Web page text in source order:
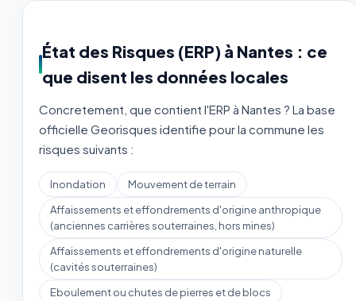
État des Risques (ERP) à Nantes : ce
que disent les données locales
Concretement, que contient l'ERP à Nantes ? La base
officielle Georisques identifie pour la commune les
risques suivants :
Inondation
Mouvement de terrain
Affaissements et effondrements d'origine anthropique
(anciennes carrières souterraines, hors mines)
Affaissements et effondrements d'origine naturelle
(cavités souterraines)
Eboulement ou chutes de pierres et de blocs